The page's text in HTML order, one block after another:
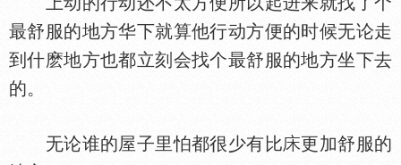
最舒服的地方华下就算他行动方便的时候无论走
到什麽地方也都立刻会找个最舒服的地方坐下去
的。
无论谁的屋子里怕都很少有比
更加舒服的